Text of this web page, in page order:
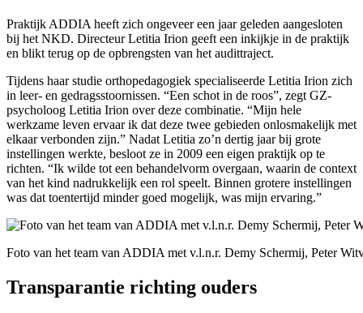
Praktijk ADDIA heeft zich ongeveer een jaar geleden aangesloten
bij het NKD. Directeur Letitia Irion geeft een inkijkje in de praktijk
en blikt terug op de opbrengsten van het audittraject.
Tijdens haar studie orthopedagogiek specialiseerde Letitia Irion zich
in leer- en gedragsstoornissen. “Een schot in de roos”, zegt GZ-
psycholoog Letitia Irion over deze combinatie. “Mijn hele
werkzame leven ervaar ik dat deze twee gebieden onlosmakelijk met
elkaar verbonden zijn.” Nadat Letitia zo’n dertig jaar bij grote
instellingen werkte, besloot ze in 2009 een eigen praktijk op te
richten. “Ik wilde tot een behandelvorm overgaan, waarin de context
van het kind nadrukkelijk een rol speelt. Binnen grotere instellingen
was dat toentertijd minder goed mogelijk, was mijn ervaring.”
Foto van het team van ADDIA met v.l.n.r. Demy Schermij, Peter
Transparantie richting ouders